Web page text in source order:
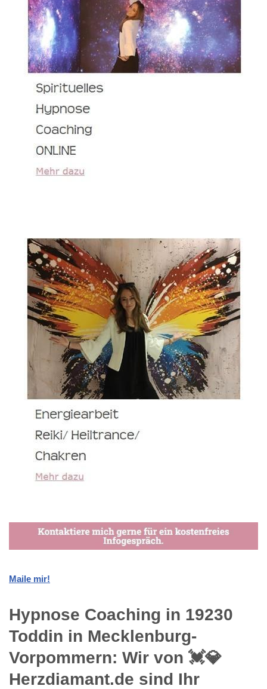
Maile mir!
Hypnose Coaching in 19230
Toddin in Mecklenburg-
Vorpommern: Wir von 💓️💎
Herzdiamant.de sind Ihr